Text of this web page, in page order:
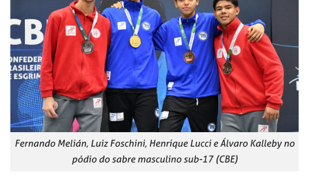
Fernando Melián, Luiz Foschini, Henrique Lucci e Álvaro Kalleby no
pódio do sabre masculino sub-17 (CBE)